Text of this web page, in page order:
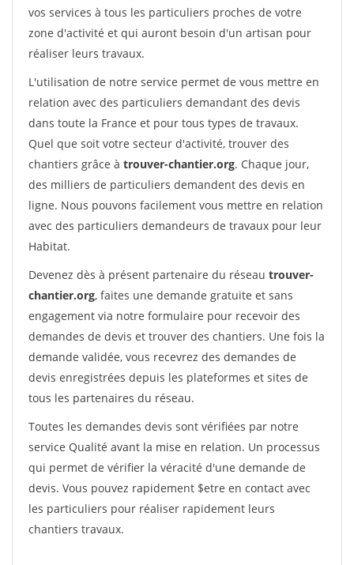
vos services à tous les particuliers proches de votre
zone d'activité et qui auront besoin d'un artisan pour
réaliser leurs travaux.
L'utilisation de notre service permet de vous mettre en
relation avec des particuliers demandant des devis
dans toute la France et pour tous types de travaux.
Quel que soit votre secteur d'activité, trouver des
chantiers grâce à trouver-chantier.org. Chaque jour,
des milliers de particuliers demandent des devis en
ligne. Nous pouvons facilement vous mettre en relation
avec des particuliers demandeurs de travaux pour leur
Habitat.
Devenez dès à présent partenaire du réseau trouver-
chantier.org, faites une demande gratuite et sans
engagement via notre formulaire pour recevoir des
demandes de devis et trouver des chantiers. Une fois la
demande validée, vous recevrez des demandes de
devis enregistrées depuis les plateformes et sites de
tous les partenaires du réseau.
Toutes les demandes devis sont vérifiées par notre
service Qualité avant la mise en relation. Un processus
qui permet de vérifier la véracité d'une demande de
devis. Vous pouvez rapidement $etre en contact avec
les particuliers pour réaliser rapidement leurs
chantiers travaux.